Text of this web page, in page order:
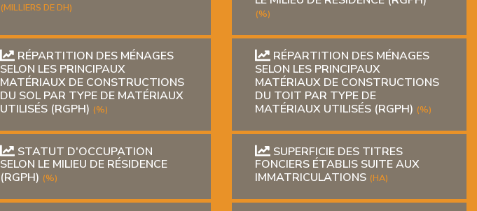
(MILLIERS DE DH)
(%)
RÉPARTITION DES MÉNAGES
SELON LES PRINCIPAUX
MATÉRIAUX DE CONSTRUCTIONS
DU SOL PAR TYPE DE MATÉRIAUX
UTILISÉS (RGPH) (%)
RÉPARTITION DES MÉNAGES
SELON LES PRINCIPAUX
MATÉRIAUX DE CONSTRUCTIONS
DU TOIT PAR TYPE DE
MATÉRIAUX UTILISÉS (RGPH) (%)
STATUT D'OCCUPATION
SELON LE MILIEU DE RÉSIDENCE
(RGPH) (%)
SUPERFICIE DES TITRES
FONCIERS ÉTABLIS SUITE AUX
IMMATRICULATIONS (HA)